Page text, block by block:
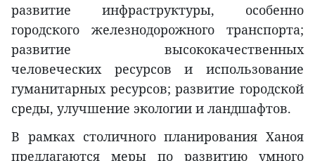
развитие инфраструктуры, особенно
городского железнодорожного транспорта;
развитие высококачественных
человеческих ресурсов и использование
гуманитарных ресурсов; развитие городской
среды, улучшение экологии и ландшафтов.
В рамках столичного планирования Ханоя
предлагаются меры по развитию умного